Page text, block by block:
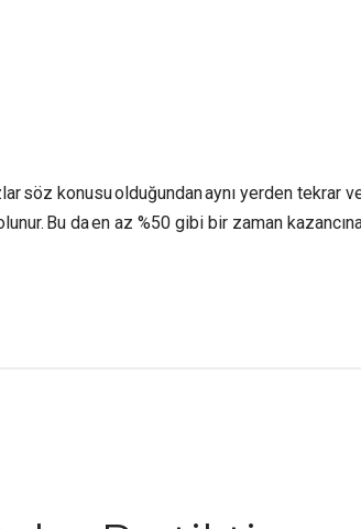
söz konusu olduğundan aynı yerden tekrar
Bu da en az %50 gibi bir zaman